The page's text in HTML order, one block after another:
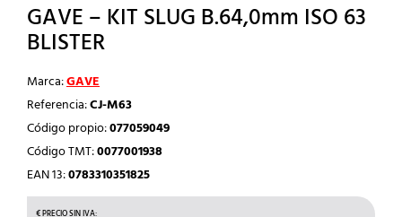
GAVE – KIT SLUG B.64,0mm ISO 63
BLISTER
Marca:GAVE
Referencia:CJ-M63
Código propio:077059049
Código TMT:0077001938
EAN 13:0783310351825